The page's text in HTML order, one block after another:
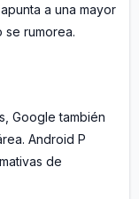
a una mayor
se rumorea.
Google también
Android P
de